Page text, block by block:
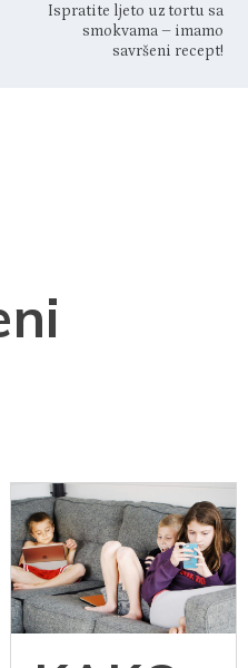
Ispratite ljeto uz tortu sa
smokvama – imamo
savršeni recept!